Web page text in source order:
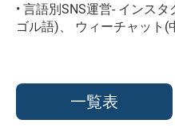
• 言語別SNS運営- インス
ゴル語)、 ウィーチャット(
一覧表